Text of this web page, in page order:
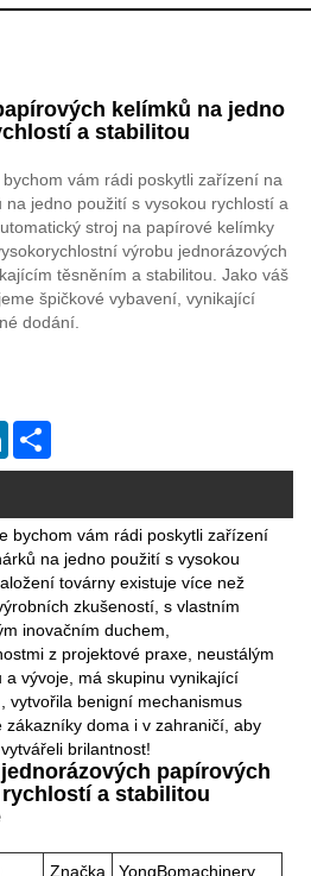
kelímků na jedno
a stabilitou
vám rádi poskytli zařízení na
jedno použití s ​​vysokou rychlostí a
stroj na papírové kelímky
výrobu jednorázových
těsněním a stabilitou. Jako váš
špičkové vybavení, vynikající
dodání.
LinkedIn
bychom vám rádi poskytli zařízení
na jedno použití s ​​vysokou
továrny existuje více než
zkušeností, s vlastním
inovačním duchem,
z projektové praxe, neustálým
vývoje, má skupinu vynikající
vytvořila benigní mechanismus
doma i v zahraničí, aby
brilantnost!
papírových
a stabilitou
Značka YongBomachinery